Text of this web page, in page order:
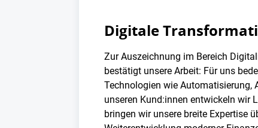
Digitale
Zur Auszeichnung im Bereich
bestätigt unsere Arbeit: Für uns
Technologien wie Automatisierung,
unseren Kund:innen entwickeln wir
bringen wir unsere breite Expertise